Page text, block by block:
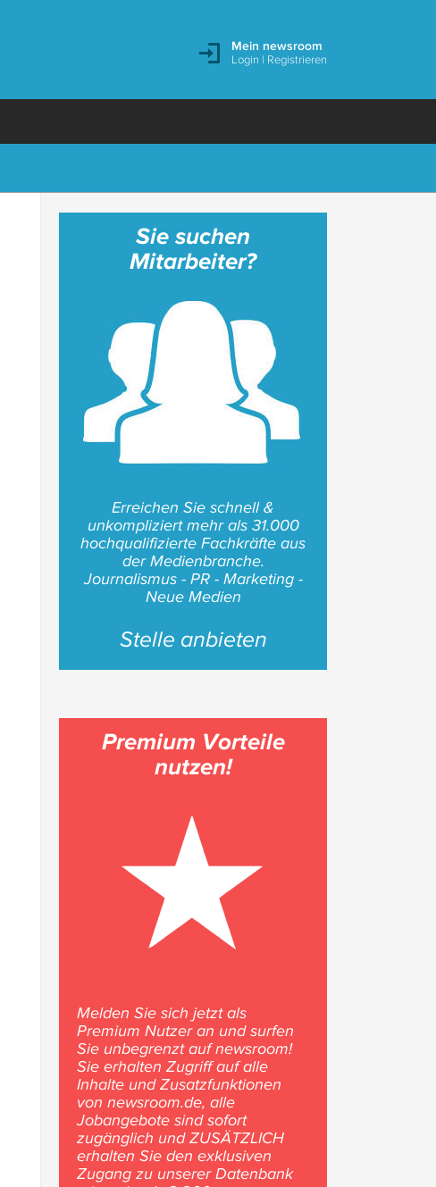
Mein newsroom
Login | Registrieren
Sie suchen
Mitarbeiter?
Erreichen Sie schnell &
unkompliziert mehr als 31.000
hochqualifizierte Fachkräfte aus
der Medienbranche.
Journalismus - PR - Marketing -
Neue Medien
Stelle anbieten
Premium Vorteile
nutzen!
Melden Sie sich jetzt als
Premium Nutzer an und surfen
Sie unbegrenzt auf newsroom!
Sie erhalten Zugriff auf alle
Inhalte und Zusatzfunktionen
von newsroom.de, alle
Jobangebote sind sofort
zugänglich und ZUSÄTZLICH
erhalten Sie den exklusiven
Zugang zu unserer Datenbank